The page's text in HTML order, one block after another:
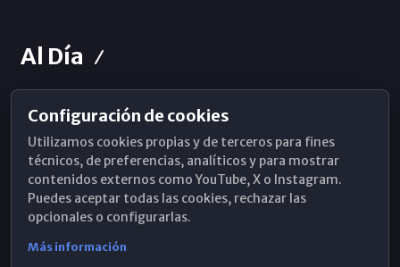
Al Día
Horarios de Misa
Hemeroteca
WhatsApp
Configuración de cookies
Utilizamos cookies propias y de terceros para fines
técnicos, de preferencias, analíticos y para mostrar
contenidos externos como YouTube, X o Instagram.
Puedes aceptar todas las cookies, rechazar las
opcionales o configurarlas.
Más información